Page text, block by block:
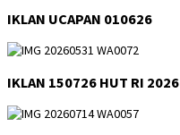
IKLAN UCAPAN 010626
IKLAN 150726 HUT RI 2026